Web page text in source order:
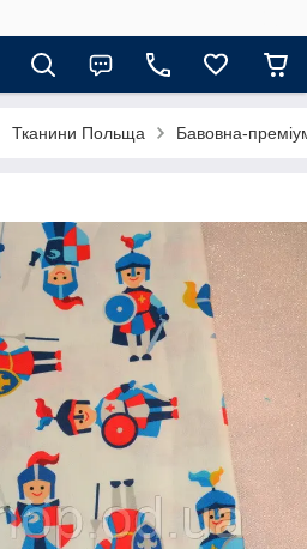
Тканини Польща Бавовна-